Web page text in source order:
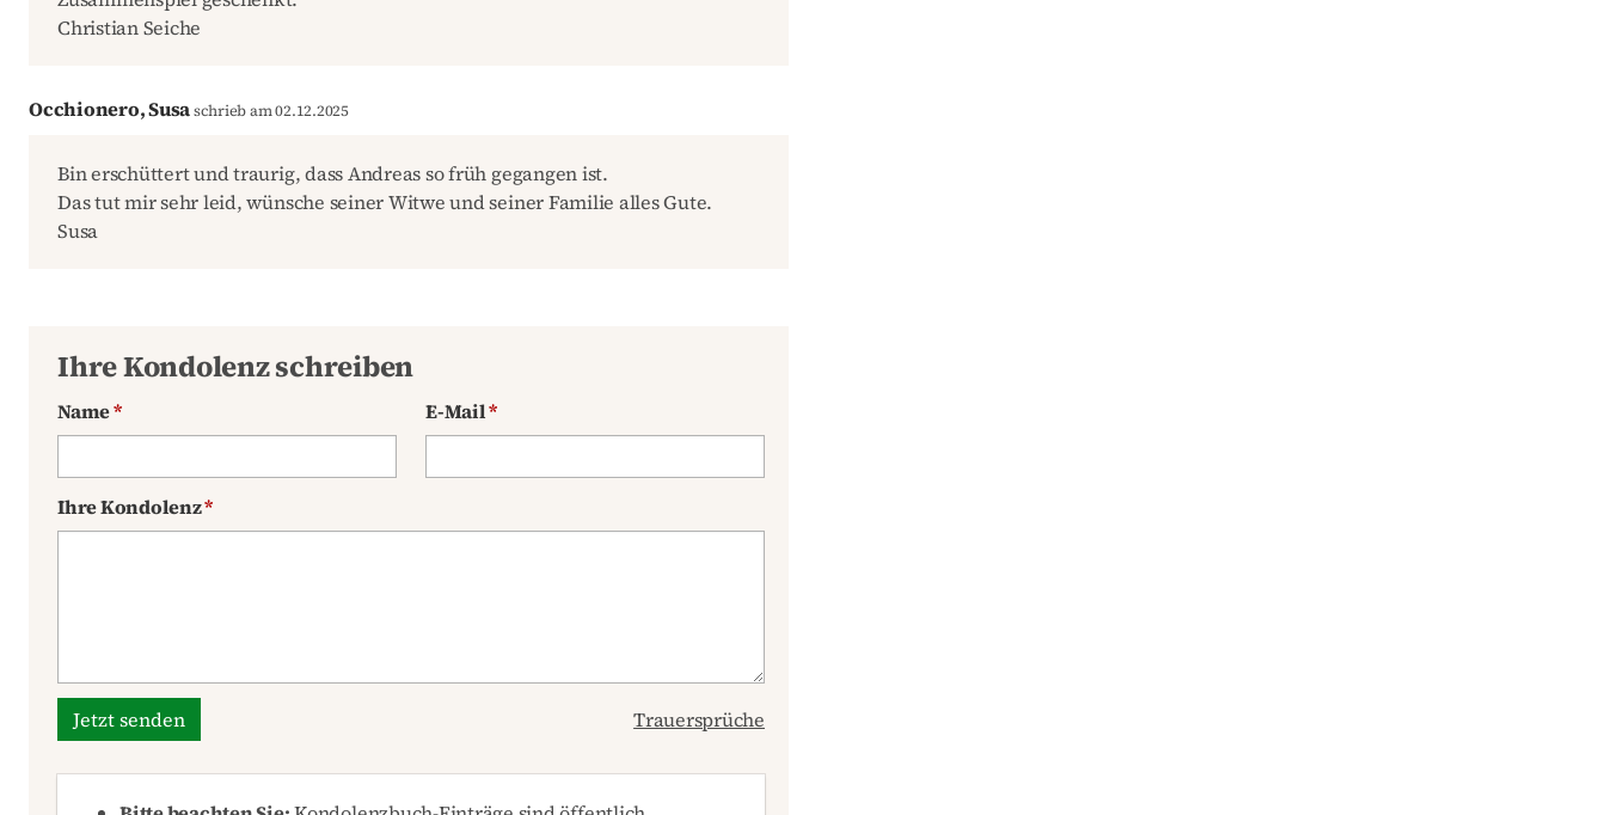
Christian Seiche
Occhionero, Susaschrieb am 02.12.2025
Bin erschüttert und traurig, dass Andreas so früh gegangen ist.
Das tut mir sehr leid, wünsche seiner Witwe und seiner Familie alles Gute.
Susa
Ihre Kondolenz schreiben
Name* E-Mail*
Ihre Kondolenz*
Jetzt senden Trauersprüche